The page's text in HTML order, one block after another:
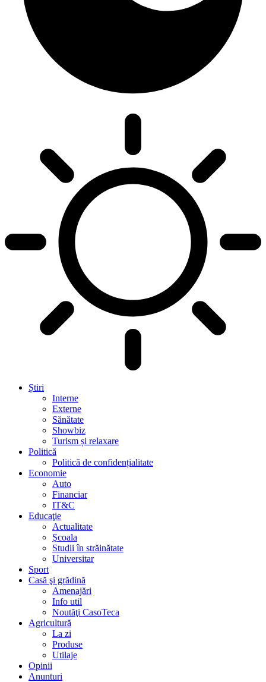
Știri
Interne
Externe
Sănătate
Showbiz
Turism și relaxare
Politică
Politică de confidențialitate
Economie
Auto
Financiar
IT&C
Educaţie
Actualitate
Şcoala
Studii în străinătate
Universitar
Sport
Casă şi grădină
Amenajări
Info util
Noutăţi CasoTeca
Agricultură
La zi
Produse
Utilaje
Opinii
Anunturi